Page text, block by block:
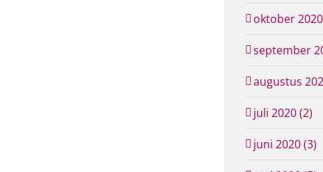
oktober
september
augustus
juli 2020 (2)
juni 2020 (3)